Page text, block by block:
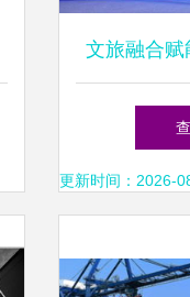
文旅融合赋
协会文旅分
服务”品牌
更新时间：2026-